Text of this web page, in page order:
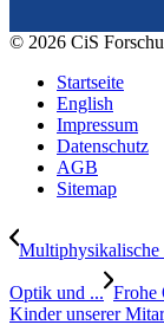
© 2026 CiS
Startseite
English
Impressum
Datenschutz
AGB
Sitemap
Multiphysikalische
Optik und ... Frohe
Kinder unserer